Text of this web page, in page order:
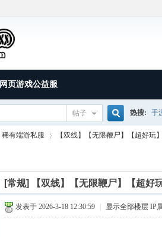
网页游戏公益服
帖子
搜
索
热搜: 手
稀有端游私服
›
【双线】【无限鞭尸】【超好玩
[常规] 【双线】【无限鞭尸】【超好
发表于 2026-3-18 12:30:59 显示全部楼层 IP